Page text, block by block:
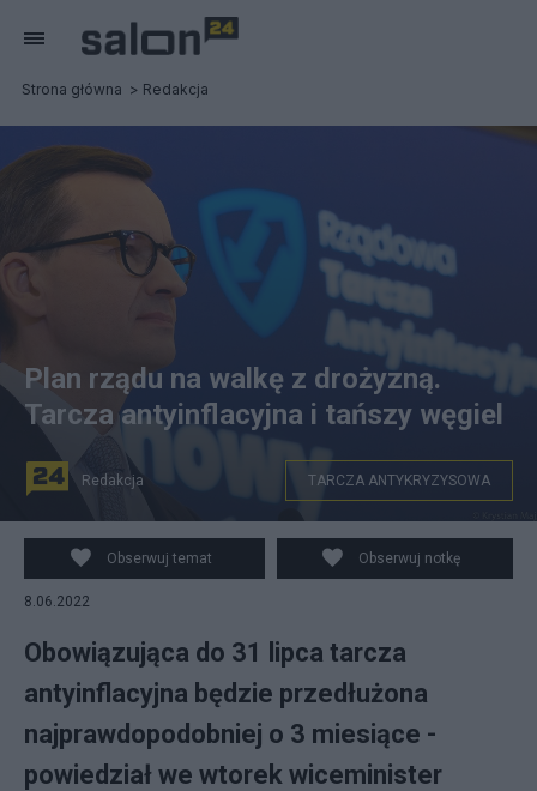
Strona główna Redakcja
Premier Mateusz Morawiecki. Fot. Flickr/premierrp
Plan rządu na walkę z drożyzną.
Tarcza antyinflacyjna i tańszy węgiel
Redakcja TARCZA ANTYKRYZYSOWA
Obserwuj temat Obserwuj notkę
8.06.2022
Obowiązująca do 31 lipca tarcza
antyinflacyjna będzie przedłużona
najprawdopodobniej o 3 miesiące -
powiedział we wtorek wiceminister